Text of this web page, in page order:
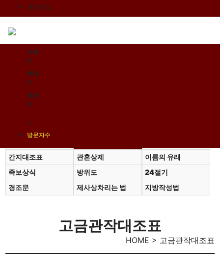
회원가입
로그인
어제
0
최대
0
전체
0
">
방문자수
간지대조표
관혼상제
이름의 유래
족보상식
방위도
24절기
경조문
제사상차리는 법 지방작성법
고금관작대조표
HOME > 고금관작대조표